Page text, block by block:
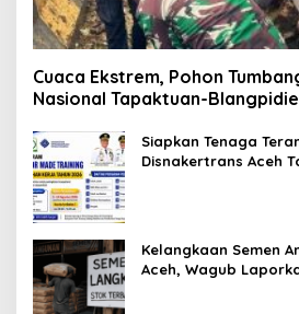
Cuaca Ekstrem, Pohon
Nasional Tapaktuan-Blangpidie
Siapkan Tenaga
Disnakertrans Aceh
Kelangkaan Semen
Aceh, Wagub